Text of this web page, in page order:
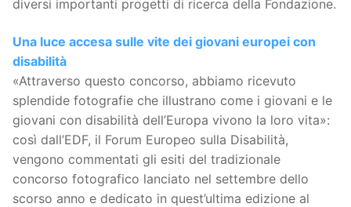
diversi importanti progetti di ricerca della Fondazione.
Una luce accesa sulle vite dei giovani europei con
disabilità
«Attraverso questo concorso, abbiamo ricevuto
splendide fotografie che illustrano come i giovani e le
giovani con disabilità dell’Europa vivono la loro vita»:
così dall’EDF, il Forum Europeo sulla Disabilità,
vengono commentati gli esiti del tradizionale
concorso fotografico lanciato nel settembre dello
scorso anno e dedicato in quest’ultima edizione al